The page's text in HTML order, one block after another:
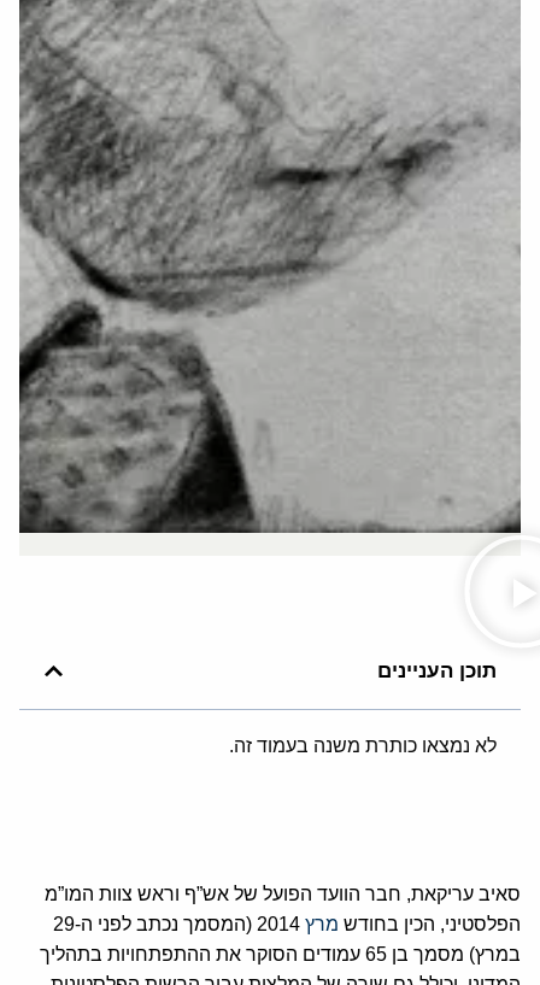
תוכן העניינים
לא נמצאו כותרת משנה בעמוד זה.
סאיב עריקאת, חבר הוועד הפועל של אש”ף וראש צוות המו”מ
הפלסטיני, הכין בחודש מרץ
2014 (המסמך נכתב לפני ה-29
במרץ) מסמך בן 65 עמודים הסוקר את ההתפתחויות בתהליך